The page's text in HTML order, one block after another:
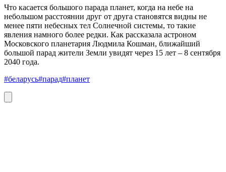
Что касается большого парада планет, когда на небе на
небольшом расстоянии друг от друга становятся видны не
менее пяти небесных тел Солнечной системы, то такие
явления намного более редки. Как рассказала астроном
Московского планетария Людмила Кошман, ближайший
большой парад жители Земли увидят через 15 лет – 8 сентября
2040 года.
#беларусь#парад#планет